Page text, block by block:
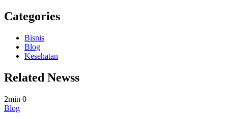
Categories
Bisnis
Blog
Kesehatan
Related Newss
2min 0
Blog